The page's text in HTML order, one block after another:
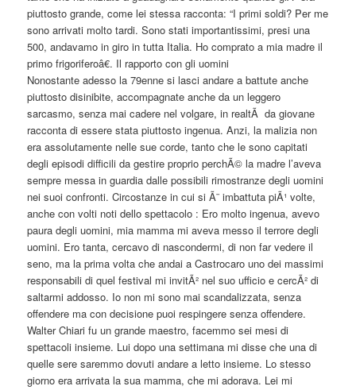
piuttosto grande, come lei stessa racconta: “I primi soldi? Per me
sono arrivati molto tardi. Sono stati importantissimi, presi una
500, andavamo in giro in tutta Italia. Ho comprato a mia madre il
primo frigoriferoâ€. Il rapporto con gli uomini
Nonostante adesso la 79enne si lasci andare a battute anche
piuttosto disinibite, accompagnate anche da un leggero
sarcasmo, senza mai cadere nel volgare, in realtÃ da giovane
racconta di essere stata piuttosto ingenua. Anzi, la malizia non
era assolutamente nelle sue corde, tanto che le sono capitati
degli episodi difficili da gestire proprio perchÃ© la madre l’aveva
sempre messa in guardia dalle possibili rimostranze degli uomini
nei suoi confronti. Circostanze in cui si Ã¨ imbattuta piÃ¹ volte,
anche con volti noti dello spettacolo : Ero molto ingenua, avevo
paura degli uomini, mia mamma mi aveva messo il terrore degli
uomini. Ero tanta, cercavo di nascondermi, di non far vedere il
seno, ma la prima volta che andai a Castrocaro uno dei massimi
responsabili di quel festival mi invitÃ² nel suo ufficio e cercÃ² di
saltarmi addosso. Io non mi sono mai scandalizzata, senza
offendere ma con decisione puoi respingere senza offendere.
Walter Chiari fu un grande maestro, facemmo sei mesi di
spettacoli insieme. Lui dopo una settimana mi disse che una di
quelle sere saremmo dovuti andare a letto insieme. Lo stesso
giorno era arrivata la sua mamma, che mi adorava. Lei mi